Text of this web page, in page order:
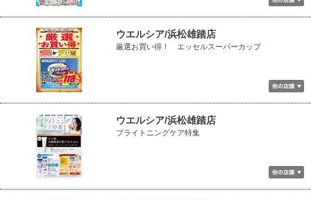
ウエルシア/浜松雄踏店
厳選お買い得！ エッセルスーパーカップ
ウエルシア/浜松雄踏店
ブライトニングケア特集